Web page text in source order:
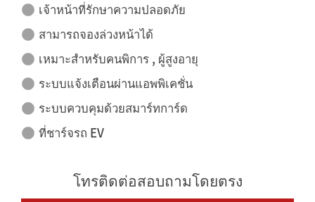
เจ้าหน้าที่รักษาความปลอดภัย
สามารถจองล่วงหน้าได้
เหมาะสำหรับคนพิการ , ผู้สูงอายุ
ระบบแจ้งเตือนผ่านแอพพิเคชั่น
ระบบควบคุมด้วยสมาร์ทการ์ด
ที่ชาร์จรถ EV
โทรติดต่อสอบถามโดยตรง